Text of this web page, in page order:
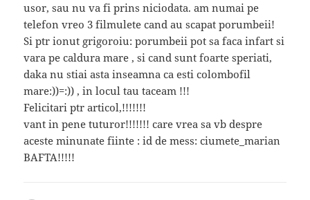
usor, sau nu va fi prins niciodata. am numai pe
telefon vreo 3 filmulete cand au scapat porumbeii!
Si ptr ionut grigoroiu: porumbeii pot sa faca infart si
vara pe caldura mare , si cand sunt foarte speriati,
daka nu stiai asta inseamna ca esti colombofil
mare:))=:)) , in locul tau taceam !!!
Felicitari ptr articol,!!!!!!!
vant in pene tuturor!!!!!!! care vrea sa vb despre
aceste minunate fiinte : id de mess: ciumete_marian
BAFTA!!!!!